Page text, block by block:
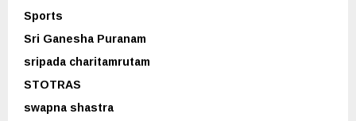
Sports
Sri Ganesha Puranam
sripada charitamrutam
STOTRAS
swapna shastra